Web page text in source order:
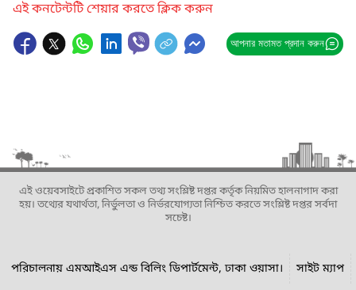
এই কনটেন্টটি শেয়ার করতে ক্লিক করুন
আপনার মতামত প্রদান করুন
এই ওয়েবসাইটে প্রকাশিত সকল তথ্য সংশ্লিষ্ট দপ্তর কর্তৃক নিয়মিত হালনাগাদ করা
হয়। তথ্যের যথার্থতা, নির্ভুলতা ও নির্ভরযোগ্যতা নিশ্চিত করতে সংশ্লিষ্ট দপ্তর সর্বদা
সচেষ্ট।
পরিচালনায় এমআইএস এন্ড বিলিং ডিপার্টমেন্ট, ঢাকা ওয়াসা। সাইট ম্যাপ